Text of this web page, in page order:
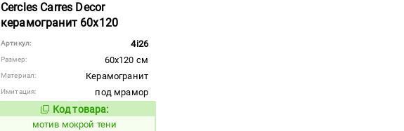
Cercles Carres Decor
керамогранит 60x120
Артикул: 4i26
Размер: 60x120 см
Материал: Керамогранит
Имитация:
под мрамор
Код товара:
1038603Код товара:
мотив мокрой тени